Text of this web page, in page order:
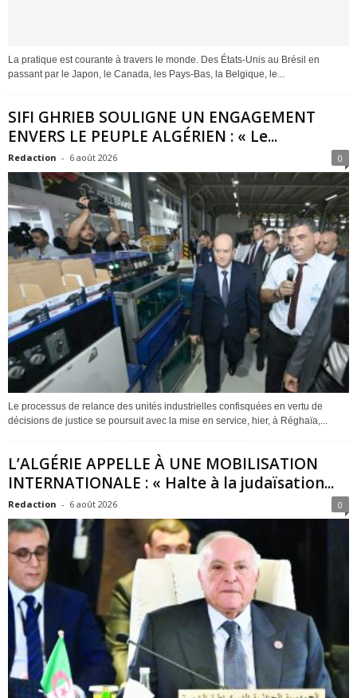
La pratique est courante à travers le monde. Des États-Unis au Brésil en
passant par le Japon, le Canada, les Pays-Bas, la Belgique, le...
SIFI GHRIEB SOULIGNE UN ENGAGEMENT
ENVERS LE PEUPLE ALGÉRIEN : « Le...
Redaction - 6 août 2026 0
Le processus de relance des unités industrielles confisquées en vertu de
décisions de justice se poursuit avec la mise en service, hier, à Réghaïa,...
L’ALGÉRIE APPELLE À UNE MOBILISATION
INTERNATIONALE : « Halte à la judaïsation...
Redaction - 6 août 2026 0